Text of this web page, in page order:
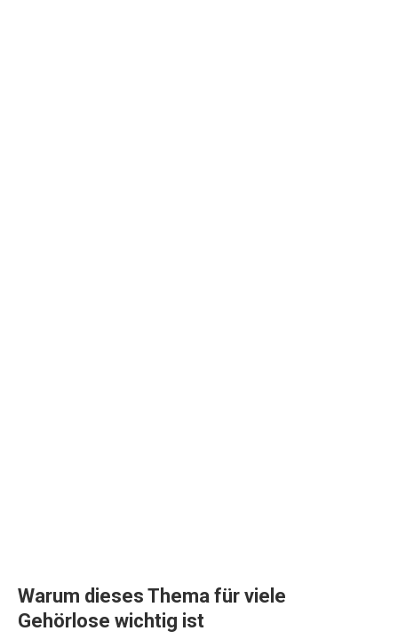
Warum dieses Thema für viele
Gehörlose wichtig ist